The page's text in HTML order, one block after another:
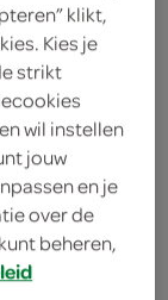
bij de
bakker uit
klikt,
Kies je
strikt
wil instellen
jouw
en je
over de
beheren,